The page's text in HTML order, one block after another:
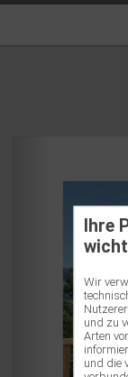
Ihre
Wir
und zu
Arten
und die